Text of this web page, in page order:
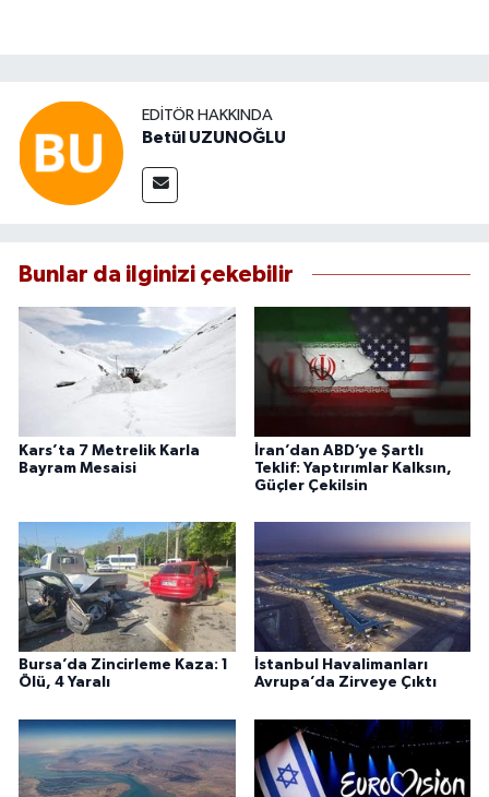
EDITÖR HAKKINDA
Betül UZUNOĞLU
Bunlar da ilginizi çekebilir
Kars’ta 7 Metrelik Karla
Bayram Mesaisi
İran’dan ABD’ye Şartlı
Teklif: Yaptırımlar Kalksın,
Güçler Çekilsin
Bursa’da Zincirleme Kaza: 1
Ölü, 4 Yaralı
İstanbul Havalimanları
Avrupa’da Zirveye Çıktı